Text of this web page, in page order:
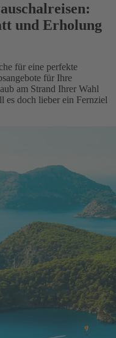
und Erholung
für eine perfekte
für Ihre
am Strand Ihrer Wahl
es doch lieber ein Fernziel